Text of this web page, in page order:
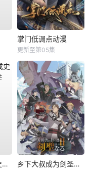
掌门低调点动漫
更新至第05集
关于我转生变成史莱姆这档事第四季 乡下大叔成为剑圣第二季